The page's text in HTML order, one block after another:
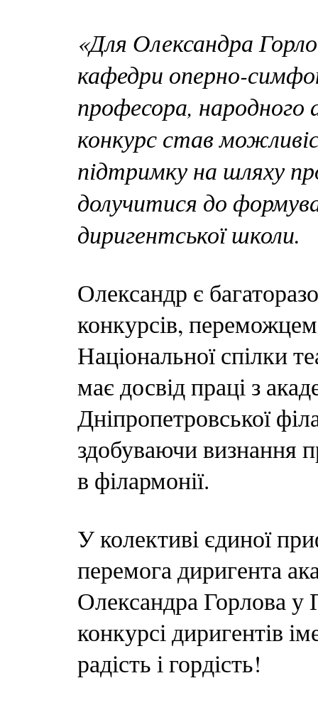
«Для Олександра
кафедри оперно-
професора,
конкурс став
підтримку на шляху
долучитися до
диригентської школи.
Олександр є
конкурсів,
Національної спілки
має досвід праці з
Дніпропетровської
здобуваючи визнання
в філармонії.
У колективі єдиної
перемога диригента
Олександра Горлова у
конкурсі диригентів
радість і гордість!